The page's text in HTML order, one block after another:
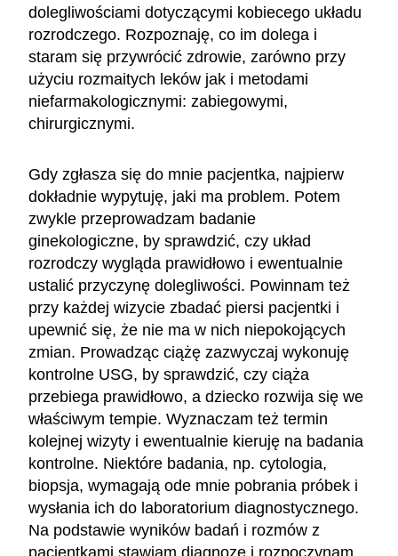
dolegliwościami dotyczącymi kobiecego układu
rozrodczego. Rozpoznaję, co im dolega i
staram się przywrócić zdrowie, zarówno przy
użyciu rozmaitych leków jak i metodami
niefarmakologicznymi: zabiegowymi,
chirurgicznymi.
Gdy zgłasza się do mnie pacjentka, najpierw
dokładnie wypytuję, jaki ma problem. Potem
zwykle przeprowadzam badanie
ginekologiczne, by sprawdzić, czy układ
rozrodczy wygląda prawidłowo i ewentualnie
ustalić przyczynę dolegliwości. Powinnam też
przy każdej wizycie zbadać piersi pacjentki i
upewnić się, że nie ma w nich niepokojących
zmian. Prowadząc ciążę zazwyczaj wykonuję
kontrolne USG, by sprawdzić, czy ciąża
przebiega prawidłowo, a dziecko rozwija się we
właściwym tempie. Wyznaczam też termin
kolejnej wizyty i ewentualnie kieruję na badania
kontrolne. Niektóre badania, np. cytologia,
biopsja, wymagają ode mnie pobrania próbek i
wysłania ich do laboratorium diagnostycznego.
Na podstawie wyników badań i rozmów z
pacjentkami stawiam diagnozę i rozpoczynam